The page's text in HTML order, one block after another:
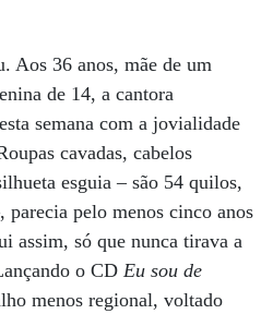
Aos 36 anos, mãe de um
de 14, a cantora
semana com a jovialidade
cavadas, cabelos
esguia – são 54 quilos,
pelo menos cinco anos
assim, só que nunca tirava a
o CD Eu sou de
menos regional, voltado